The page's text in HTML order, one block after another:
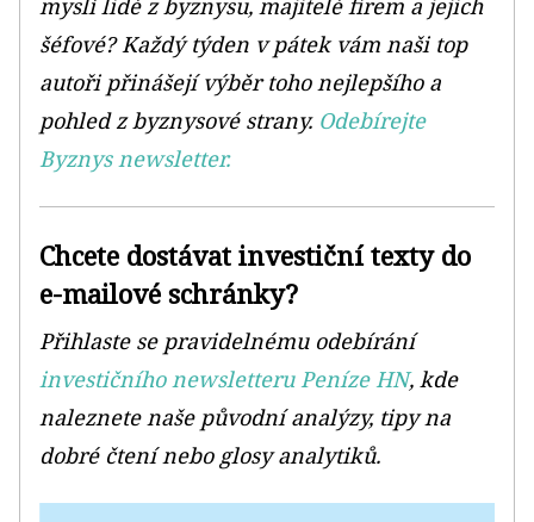
myslí lidé z byznysu, majitelé firem a jejich
šéfové? Každý týden v pátek vám naši top
autoři přinášejí výběr toho nejlepšího a
pohled z byznysové strany. Odebírejte
Byznys newsletter.
Chcete dostávat investiční texty do
e-mailové schránky?
Přihlaste se pravidelnému odebírání
investičního newsletteru Peníze HN, kde
naleznete naše původní analýzy, tipy na
dobré čtení nebo glosy analytiků.